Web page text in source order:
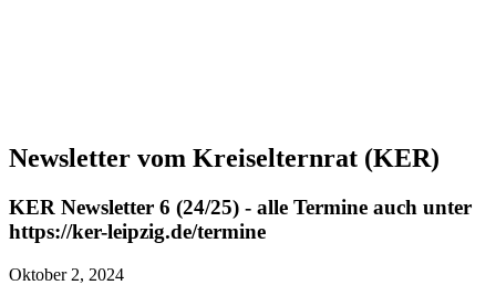
Newsletter vom Kreiselternrat (KER)
KER Newsletter 6 (24/25) - alle Termine auch unter
https://ker-leipzig.de/termine
Oktober 2, 2024